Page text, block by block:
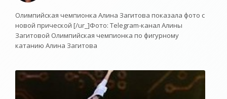
Олимпийская чемпионка Алина Загитова показала фото с
новой прической [/ur_]Фото: Telegram-канал Алины
Загитовой Олимпийская чемпионка по фигурному
катанию Алина Загитова